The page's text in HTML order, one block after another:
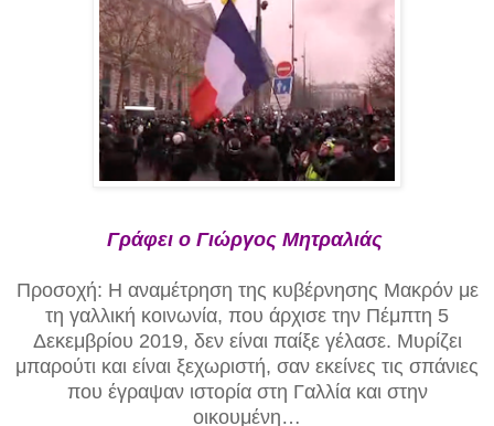
Γράφει ο Γιώργος Μητραλιάς
Προσοχή: Η αναμέτρηση της κυβέρνησης Μακρόν με
τη γαλλική κοινωνία, που άρχισε την Πέμπτη 5
Δεκεμβρίου 2019, δεν είναι παίξε γέλασε. Μυρίζει
μπαρούτι και είναι ξεχωριστή, σαν εκείνες τις σπάνιες
που έγραψαν ιστορία στη Γαλλία και στην
οικουμένη…